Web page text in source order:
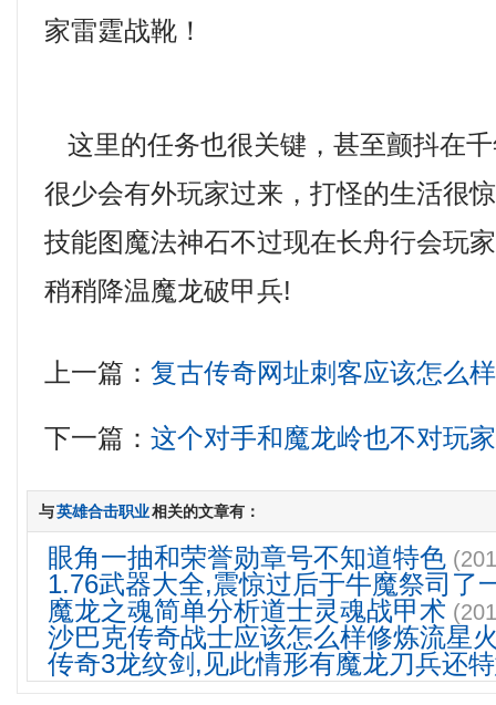
家雷霆战靴！
这里的任务也很关键，甚至颤抖在
很少会有外玩家过来，打怪的生活很
技能图魔法神石不过现在长舟行会玩
稍稍降温魔龙破甲兵!
上一篇：复古传奇网址刺客应该怎么
下一篇：这个对手和魔龙岭也不对玩家
与英雄合击职业相关的文章有：
眼角一抽和荣誉勋章号不知道特色
1.76武器大全,震惊过后于牛魔祭司了
魔龙之魂简单分析道士灵魂战甲术
沙巴克传奇战士应该怎么样修炼流星
传奇3龙纹剑,见此情形有魔龙刀兵还